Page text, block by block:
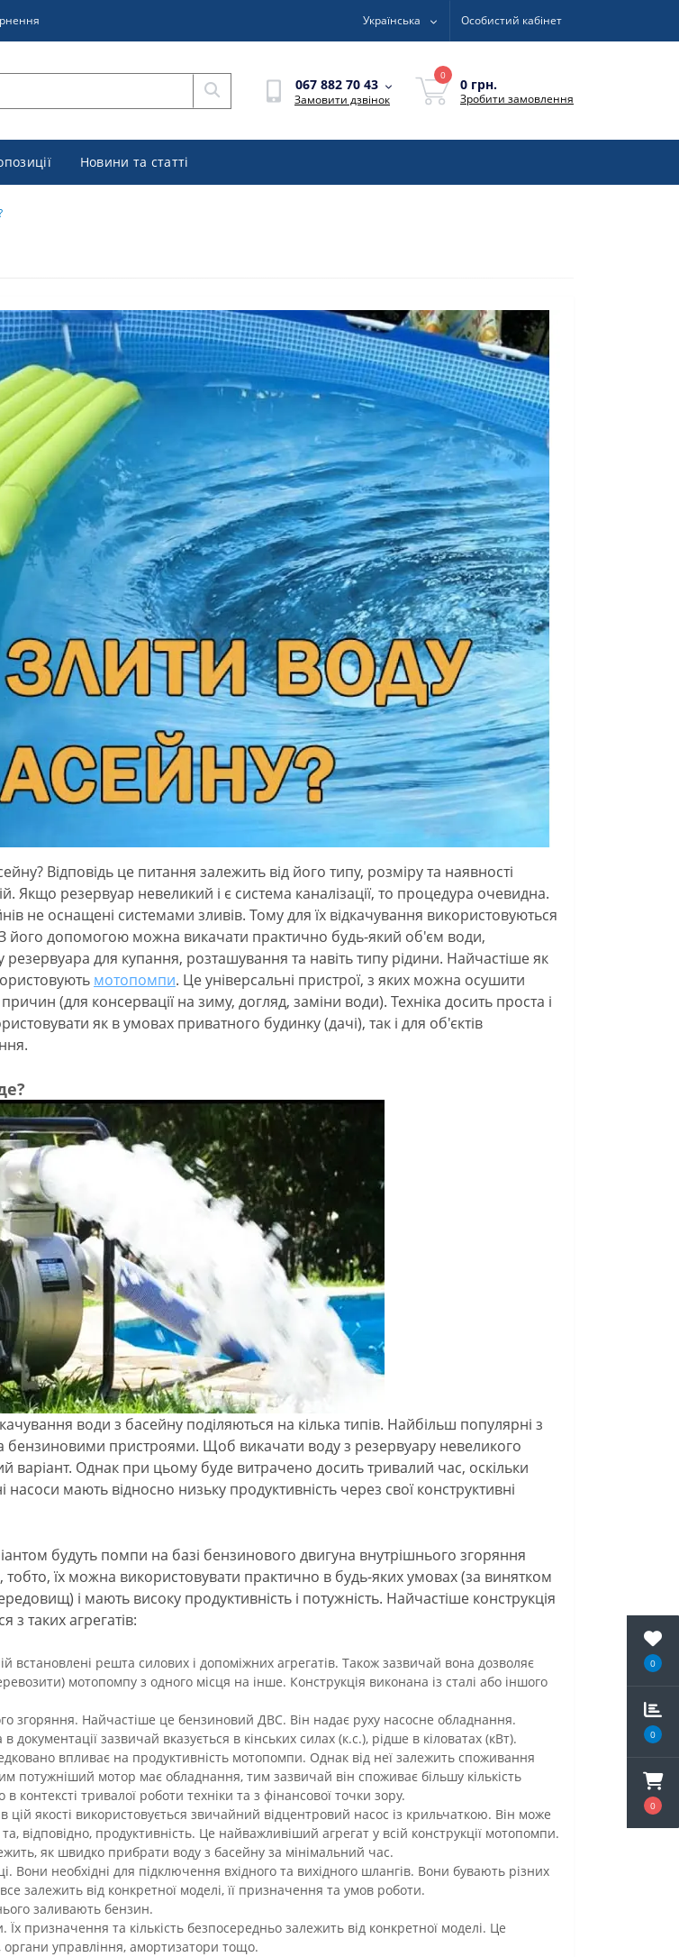
0
0
0
Українська Особистий кабінет
067 882 70 43
Замовити дзвінок
0
0 грн.
Зробити замовлення
Новини та статті
Відповідь це питання залежить від його типу, розміру та наявності
Якщо резервуар невеликий і є система каналізації, то процедура очевидна.
не оснащені системами зливів. Тому для їх відкачування використовуються
його допомогою можна викачати практично будь-який об'єм води,
резервуара для купання, розташування та навіть типу рідини. Найчастіше як
мотопомпи. Це універсальні пристрої, з яких можна осушити
(для консервації на зиму, догляд, заміни води). Техніка досить проста і
як в умовах приватного будинку (дачі), так і для об'єктів
води з басейну поділяються на кілька типів. Найбільш популярні з
бензиновими пристроями. Щоб викачати воду з резервуару невеликого
варіант. Однак при цьому буде витрачено досить тривалий час, оскільки
насоси мають відносно низьку продуктивність через свої конструктивні
будуть помпи на базі бензинового двигуна внутрішнього згоряння
їх можна використовувати практично в будь-яких умовах (за винятком
і мають високу продуктивність і потужність. Найчастіше конструкція
з таких агрегатів:
встановлені решта силових і допоміжних агрегатів. Також зазвичай вона дозволяє
мотопомпу з одного місця на інше. Конструкція виконана із сталі або іншого
згоряння. Найчастіше це бензиновий ДВС. Він надає руху насосне обладнання.
документації зазвичай вказується в кінських силах (к.с.), рідше в кіловатах (кВт).
впливає на продуктивність мотопомпи. Однак від неї залежить споживання
потужніший мотор має обладнання, тим зазвичай він споживає більшу кількість
контексті тривалої роботи техніки та з фінансової точки зору.
цій якості використовується звичайний відцентровий насос із крильчаткою. Він може
відповідно, продуктивність. Це найважливіший агрегат у всій конструкції мотопомпи.
як швидко прибрати воду з басейну за мінімальний час.
Вони необхідні для підключення вхідного та вихідного шлангів. Вони бувають різних
залежить від конкретної моделі, її призначення та умов роботи.
заливають бензин.
Їх призначення та кількість безпосередньо залежить від конкретної моделі. Це
органи управління, амортизатори тощо.